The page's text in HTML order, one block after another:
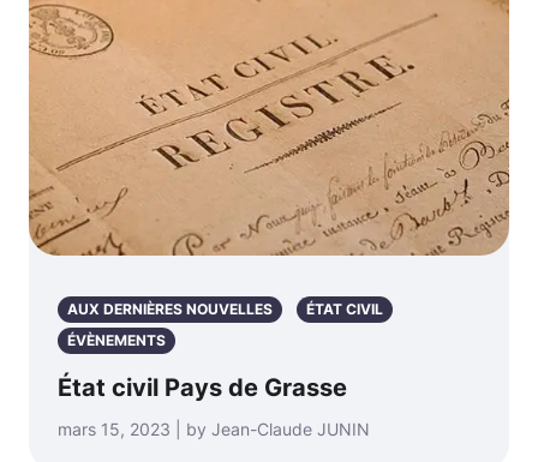
AUX DERNIÈRES NOUVELLES
ÉTAT CIVIL
ÉVÈNEMENTS
État civil Pays de Grasse
mars 15, 2023 | by Jean-Claude JUNIN